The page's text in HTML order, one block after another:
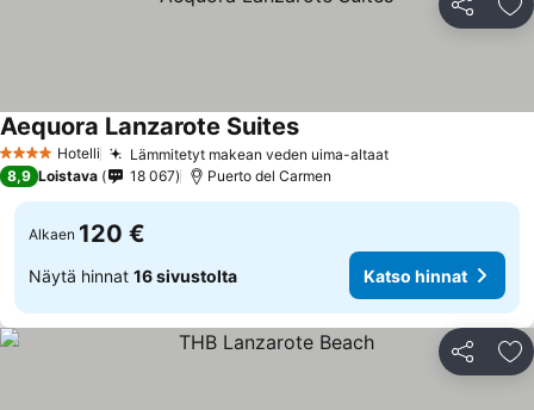
Jaa
4 Tähtiluokitus
Hotelli Lämmitetyt makean veden uima-altaatKatso hinnat
Aequora Lanzarote SuitesKatso hinnat
8,9 Loistava 18 067 Puerto del Carmen
Alkaen 120 €
Näytä hinnat 16 sivustolta Katso hinnat
Jaa